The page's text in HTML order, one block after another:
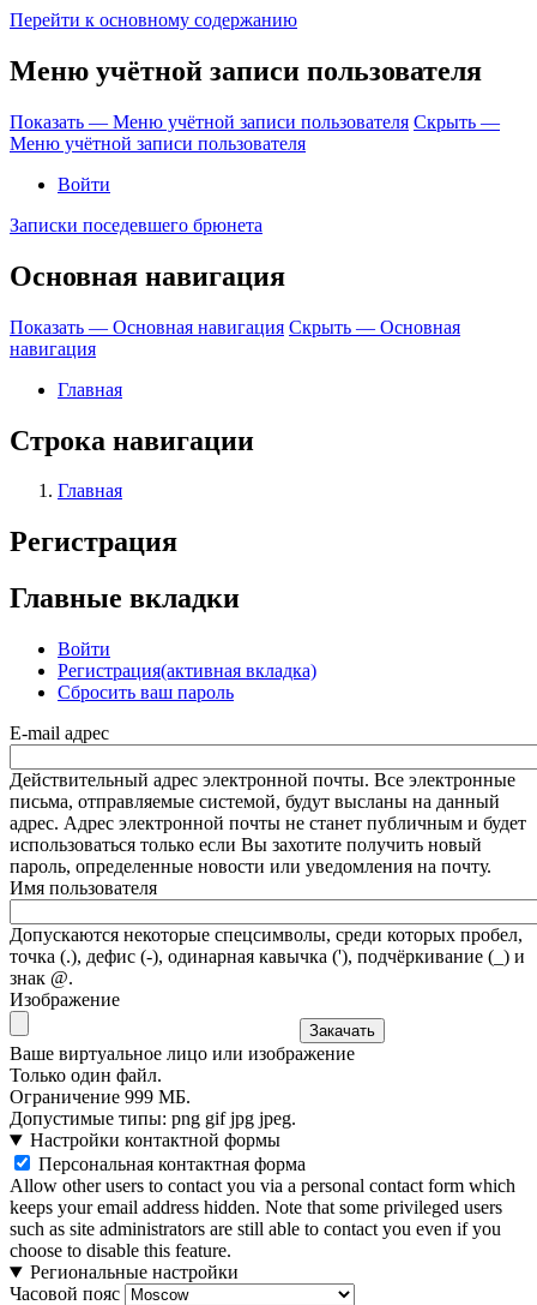
Перейти к основному содержанию
Меню учётной записи пользователя
Показать — Меню учётной записи пользователя Скрыть —
Меню учётной записи пользователя
Войти
Записки поседевшего брюнета
Основная навигация
Показать — Основная навигация Скрыть — Основная
навигация
Главная
Строка навигации
Главная
Регистрация
Главные вкладки
Войти
Регистрация(активная вкладка)
Сбросить ваш пароль
E-mail адрес
Действительный адрес электронной почты. Все электронные
письма, отправляемые системой, будут высланы на данный
адрес. Адрес электронной почты не станет публичным и будет
использоваться только если Вы захотите получить новый
пароль, определенные новости или уведомления на почту.
Имя пользователя
Допускаются некоторые спецсимволы, среди которых пробел,
точка (.), дефис (-), одинарная кавычка ('), подчёркивание (_) и
знак @.
Изображение
Ваше виртуальное лицо или изображение
Только один файл.
Ограничение 999 МБ.
Допустимые типы: png gif jpg jpeg.
Настройки контактной формы
Персональная контактная форма
Allow other users to contact you via a personal contact form which
keeps your email address hidden. Note that some privileged users
such as site administrators are still able to contact you even if you
choose to disable this feature.
Региональные настройки
Часовой пояс